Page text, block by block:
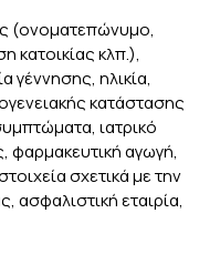
(ονοματεπώνυμο,
κατοικίας κλπ.),
γέννησης, ηλικία,
κατάστασης
ιατρικό
φαρμακευτική αγωγή,
σχετικά με την
ασφαλιστική εταιρία,